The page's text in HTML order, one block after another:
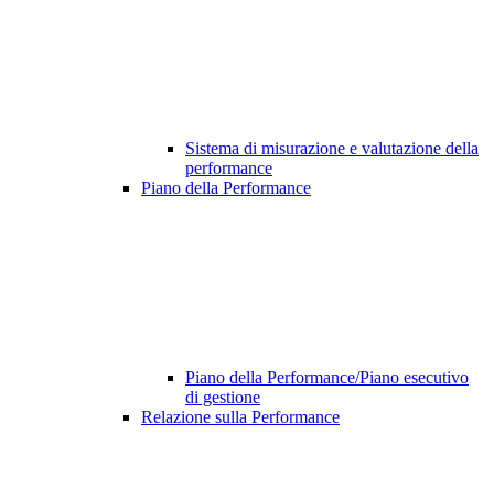
Sistema di misurazione e valutazione della
performance
Piano della Performance
Piano della Performance/Piano esecutivo
di gestione
Relazione sulla Performance